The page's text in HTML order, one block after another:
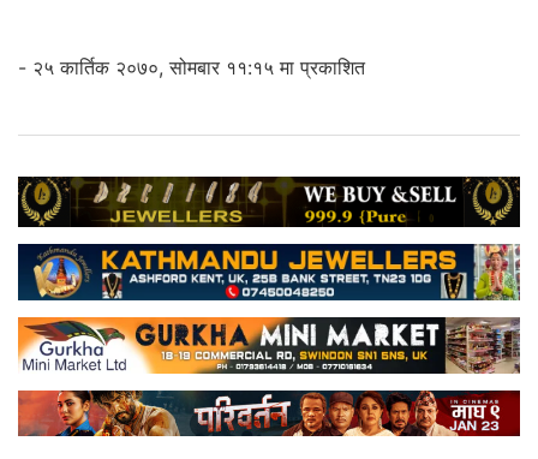
- २५ कार्तिक २०७०, सोमबार ११:१५ मा प्रकाशित